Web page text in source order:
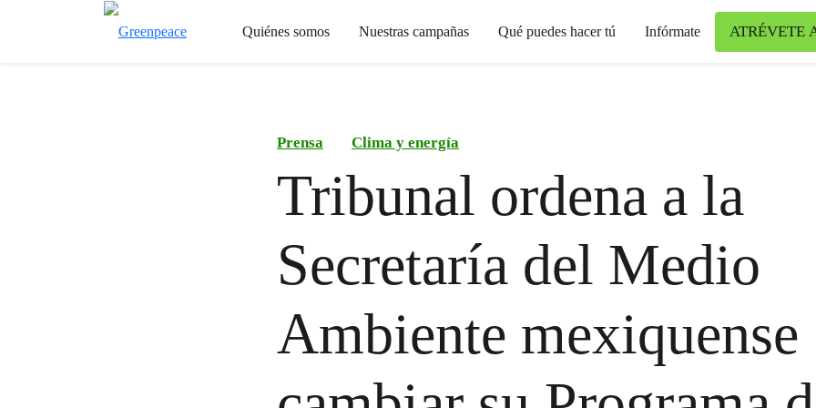
Quiénes somos Nuestras campañas Qué puedes hacer tú Infórmate ATRÉVETE
Prensa Clima y energía
Tribunal ordena a la
Secretaría del Medio
Ambiente mexiquense